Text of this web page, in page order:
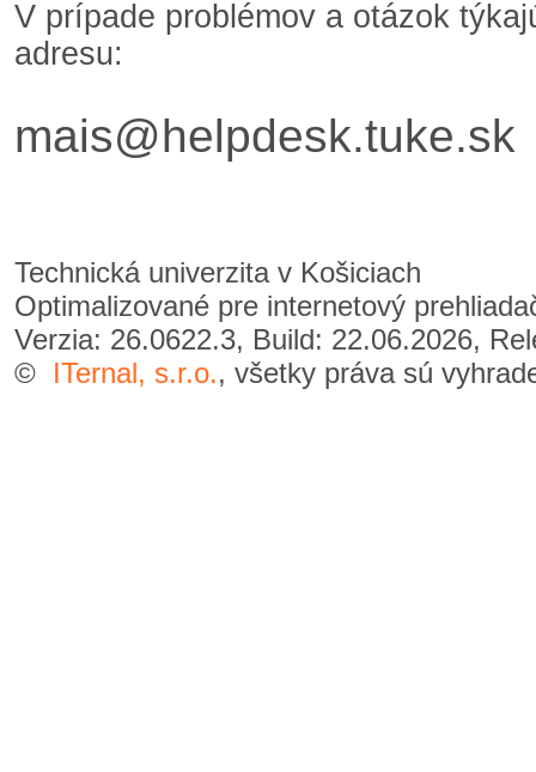
V prípade problémov a otázok
adresu:
mais@helpdesk.tuke.sk
Technická univerzita v Košiciach
Optimalizované pre internetový
Verzia: 26.0622.3, Build: 22.06.2026,
© ITernal, s.r.o., všetky práva sú